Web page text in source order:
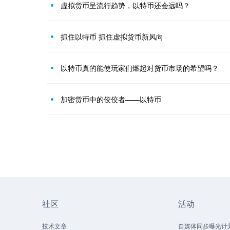
虚拟货币呈流行趋势，以特币还会远吗？
抓住以特币 抓住虚拟货币新风向
以特币真的能使玩家们燃起对货币市场的希望吗？
加密货币中的佼佼者——以特币
社区
技术文章
活动
自媒体同步曝光计